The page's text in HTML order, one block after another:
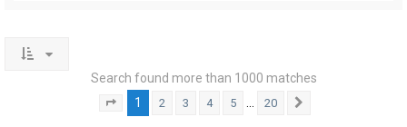
Search found more than 1000 matches
Page of 20
1 2 3 4 5 20